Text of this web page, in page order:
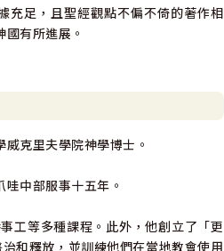
充足，且聖經觀點不偏不倚的著作相
有所進展。
克里夫學院神學博士。
中部服事十五年。
工等多種課程。此外，他創立了「更
和釋放，並訓練他們在當地教會使用